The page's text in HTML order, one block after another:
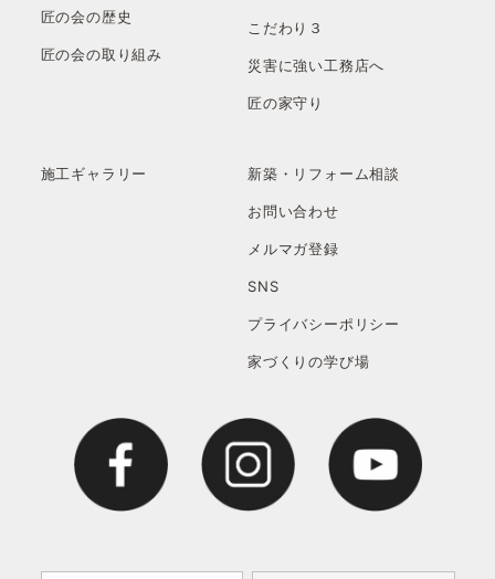
匠の会の歴史
匠の会の取り組み
こだわり３
災害に強い工務店へ
匠の家守り
施工ギャラリー 新築・リフォーム相談
お問い合わせ
メルマガ登録
SNS
プライバシーポリシー
家づくりの学び場